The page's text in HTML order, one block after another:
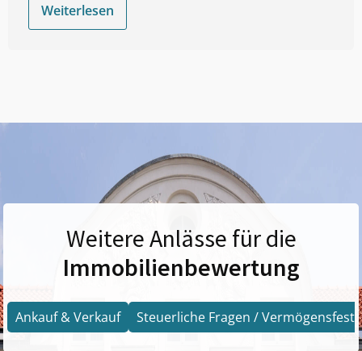
Weiterlesen
Weitere Anlässe für die
Immobilienbewertung
Ankauf & Verkauf Steuerliche Fragen /